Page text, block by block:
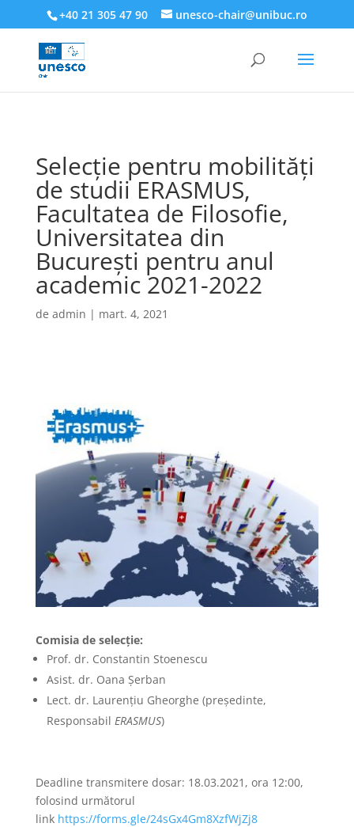
218945019564526+40 21 305 47 90 unesco-chair@unibuc.ro
Selecție pentru mobilități
de studii ERASMUS,
Facultatea de Filosofie,
Universitatea din
București pentru anul
academic 2021-2022
de admin | mart. 4, 2021
Comisia de selecție:
Prof. dr. Constantin Stoenescu
Asist. dr. Oana Șerban
Lect. dr. Laurențiu Gheorghe (președinte,
Responsabil ERASMUS)
Deadline transmitere dosar: 18.03.2021, ora 12:00,
folosind următorul
link https://forms.gle/24sGx4Gm8XzfWjZj8